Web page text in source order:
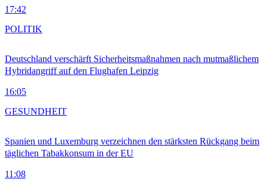
17:42
Deutschland verschärft Sicherheitsmaßnahmen nach mutmaßlichem
Hybridangriff auf den Flughafen Leipzig
16:05
POLITIK
Spanien und Luxemburg verzeichnen den stärksten Rückgang beim
täglichen Tabakkonsum in der EU
11:08
GESUNDHEIT